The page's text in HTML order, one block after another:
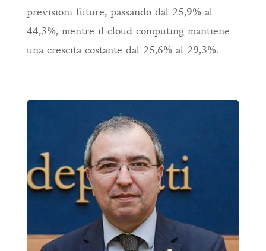
previsioni future, passando dal 25,9% al
44,3%, mentre il cloud computing mantiene
una crescita costante dal 25,6% al 29,3%.